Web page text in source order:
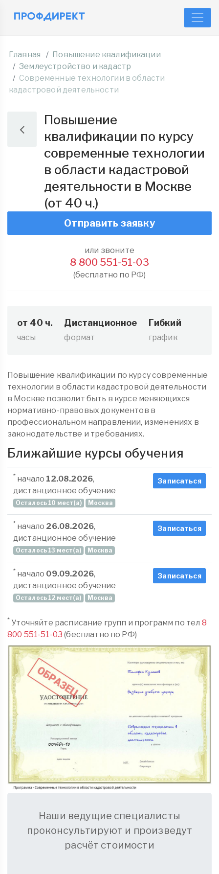
Главная
Повышение квалификации
Землеустройство и кадастр
Современные технологии в области
кадастровой деятельности
Повышение
квалификации по курсу
современные технологии
в области кадастровой
деятельности в Москве
(от 40 ч.)
Отправить заявку
или звоните
8 800 551-51-03
(бесплатно по РФ)
от 40 ч.
часы
Дистанционное
формат
Гибкий
график
Повышение квалификации по курсу современные
технологии в области кадастровой деятельности
в Москве позволит быть в курсе меняющихся
нормативно-правовых документов в
профессиональном направлении, изменениях в
законодательстве и требованиях.
Ближайшие курсы обучения
* начало 12.08.2026,
дистанционное обучение
Осталось 10 мест(а) Москва
Записаться
* начало 26.08.2026,
дистанционное обучение
Осталось 13 мест(а) Москва
Записаться
* начало 09.09.2026,
дистанционное обучение
Осталось 12 мест(а) Москва
Записаться
* Уточняйте расписание групп и программ по тел 8
800 551-51-03 (бесплатно по РФ)
Наши ведущие специалисты
проконсультируют и произведут
расчёт стоимости